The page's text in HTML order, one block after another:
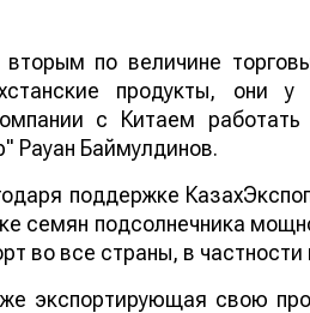
по величине
продукты, они
с Китаем
Рауан Баймулдинов.
поддержке
семян подсолнечника
во все страны, в частности
экспортирующая свою